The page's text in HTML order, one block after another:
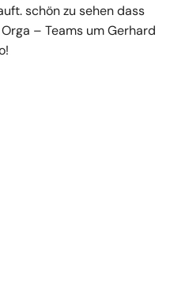
schön zu sehen dass
– Teams um Gerhard